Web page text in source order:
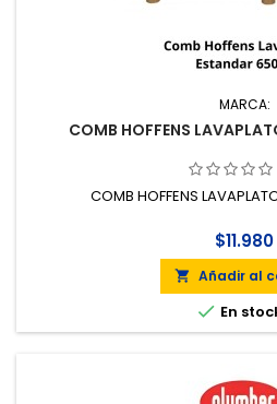
MARCA:
COMB HOFFENS
COMB HOFFENS
$11.980
 Añadir al
 En